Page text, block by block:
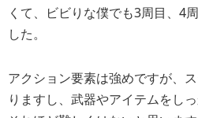
くて、ビビりな僕でも3周目、4
した。
アクション要素は強めですが、
りますし、武器やアイテムをし